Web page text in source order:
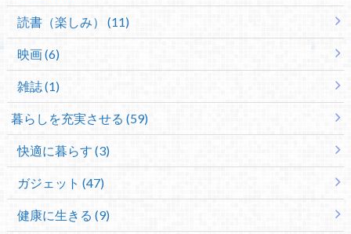
読書（楽しみ） (11)
映画 (6)
雑誌 (1)
暮らしを充実させる (59)
快適に暮らす (3)
ガジェット (47)
健康に生きる (9)